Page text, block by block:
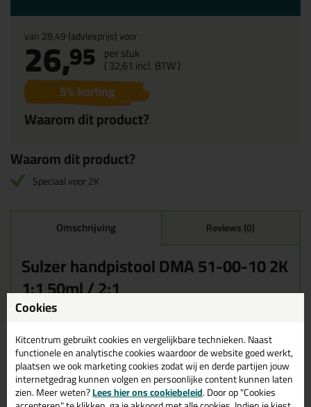
van28,49(adviesprijs) voor
26,95 per stuk
(32,61 incl. BTW )
5% korting
Waarom dit product?
Waarom dit product?
Speciaal voor 2K
Omschrijving Reviews (0)
Sulzer handpistool DMA 51-00-10 2K
1:1 50ml / 2:1
Een geweldig fijn stukje gereedschap wanneer het om 2-
in plaats van de metalen varianten geheel uit kunststof.
Zeer geschikt om 2 componenten duo kokers te verspuiten. Ideaal
om bijvoorbeeld de 2 componenten epoxy of PP en PE lijm goed
mee te kunnen verwerken.
Cookies
Kitcentrum gebruikt cookies en vergelijkbare technieken. Naast
functionele en analytische cookies waardoor de website goed werkt,
plaatsen we ook marketing cookies zodat wij en derde partijen jouw
internetgedrag kunnen volgen en persoonlijke content kunnen laten
zien. Meer weten?Lees hier ons cookiebeleid. Door op "Cookies